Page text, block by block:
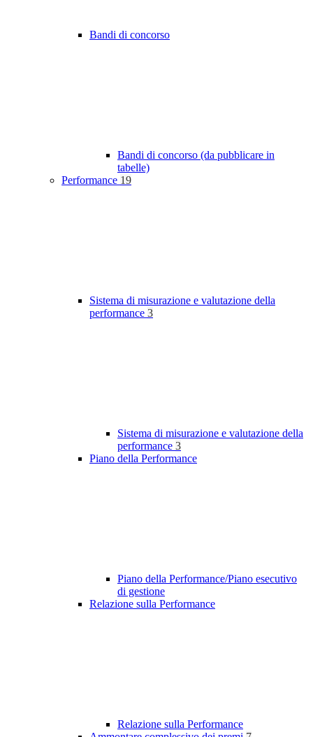
Bandi di concorso
Bandi di concorso (da pubblicare in
tabelle)
Performance 19
Sistema di misurazione e valutazione della
performance 3
Sistema di misurazione e valutazione della
performance 3
Piano della Performance
Piano della Performance/Piano esecutivo
di gestione
Relazione sulla Performance
Relazione sulla Performance